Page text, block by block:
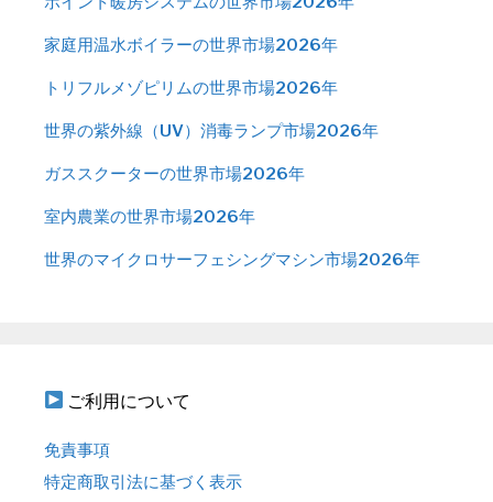
家庭用温水ボイラーの世界市場2026年
トリフルメゾピリムの世界市場2026年
世界の紫外線（UV）消毒ランプ市場2026年
ガススクーターの世界市場2026年
室内農業の世界市場2026年
世界のマイクロサーフェシングマシン市場2026年
ご利用について
免責事項
特定商取引法に基づく表示